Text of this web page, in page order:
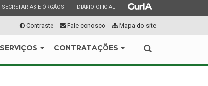
ESTADO
SECRETARIAS E ÓRGÃOS ESTADO
DIÁRIO OFICIAL ESTADO
Contraste Fale conosco Mapa do site
Abrir
SERVIÇOS CONTRATAÇÕES